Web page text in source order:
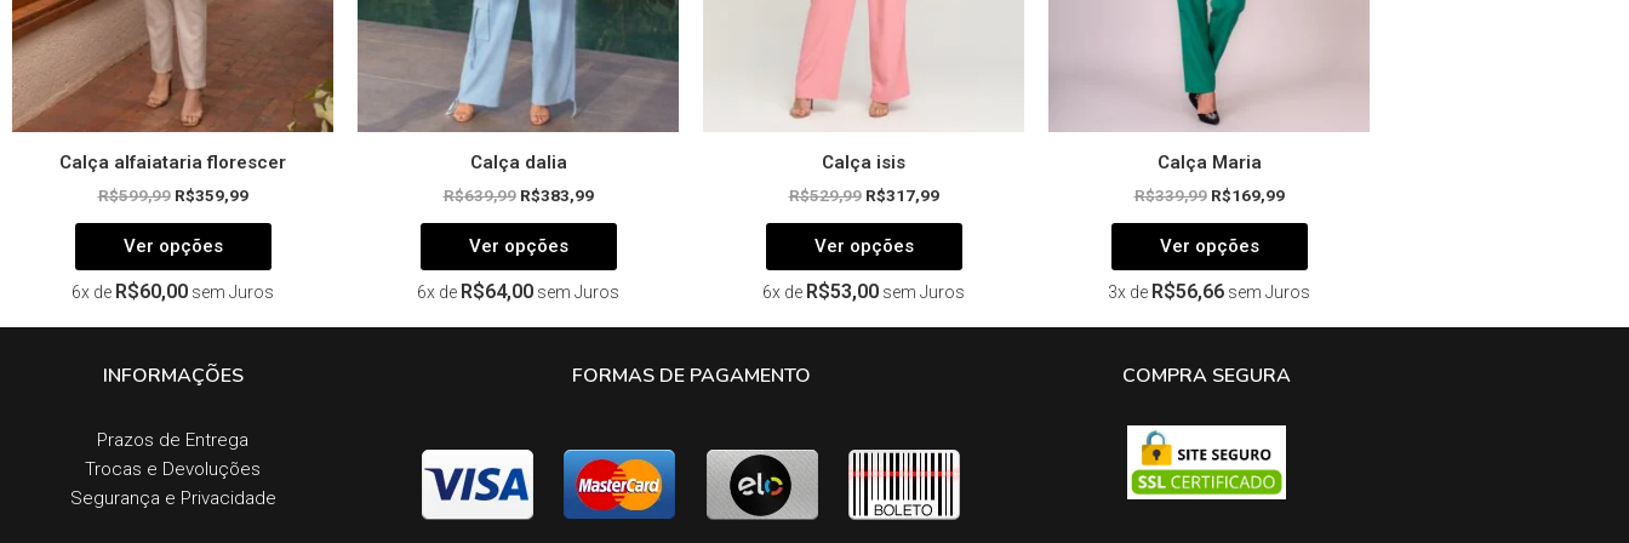
Calça alfaiataria florescer
R$599,99 R$359,99
Ver opções
página
produto
6x de R$60,00 sem Juros
Calça dalia
R$639,99 R$383,99
Ver opções
página
6x de R$64,00 sem Juros
Calça isis
R$529,99 R$317,99
Ver opções
6x de R$53,00 sem Juros
Calça Maria
R$339,99 R$169,99
Ver opções
3x de R$56,66 sem Juros
INFORMAÇÕES
Prazos de Entrega​
Trocas e Devoluções​
Segurança e Privacidade
FORMAS DE PAGAMENTO COMPRA SEGURA